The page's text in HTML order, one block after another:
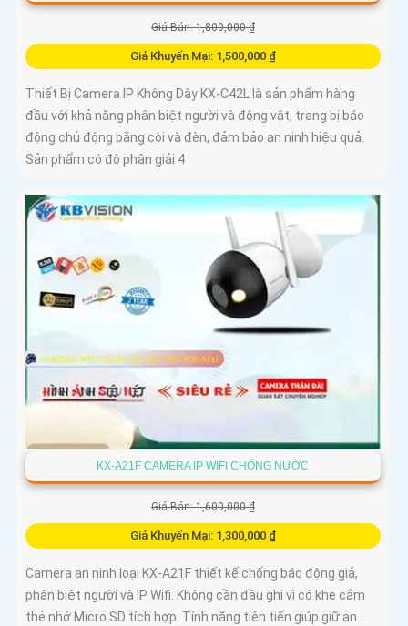
Giá Bán: 1,800,000 ₫
Giá Khuyến Mại: 1,500,000 ₫
Thiết Bị Camera IP Không Dây KX-C42L là sản phẩm hàng
đầu với khả năng phân biệt người và động vật, trang bị báo
động chủ động bằng còi và đèn, đảm bảo an ninh hiệu quả.
Sản phẩm có độ phân giải 4
KX-A21F CAMERA IP WIFI CHỐNG NƯỚC
Giá Bán: 1,600,000 ₫
Giá Khuyến Mại: 1,300,000 ₫
Camera an ninh loại KX-A21F thiết kế chống báo động giả,
phân biệt người và IP Wifi. Không cần đầu ghi vì có khe cắm
thẻ nhớ Micro SD tích hợp. Tính năng tiên tiến giúp giữ an...